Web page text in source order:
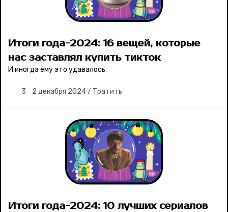
Итоги года-2024: 16 вещей, которые
нас заставлял купить тикток
И иногда ему это удавалось.
3 2 декабря 2024/ Тратить
Итоги года-2024: 10 лучших сериалов